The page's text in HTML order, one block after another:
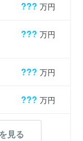
??? 万円
??? 万円
??? 万円
??? 万円
見る